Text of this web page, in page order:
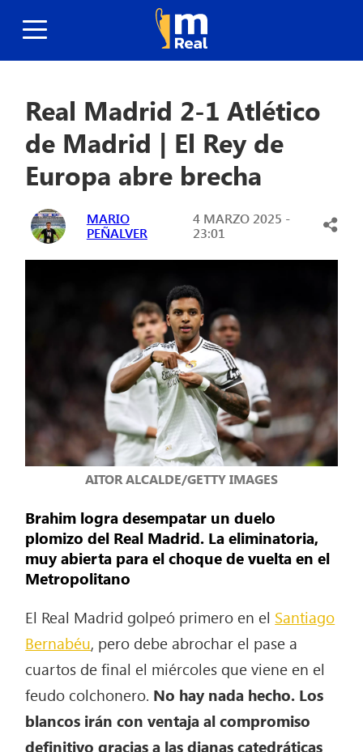
Real Madrid 2-1 Atlético
de Madrid | El Rey de
Europa abre brecha
MARIO
PEÑALVER
4 MARZO 2025 -
23:01
AITOR ALCALDE/GETTY IMAGES
Brahim logra desempatar un duelo
plomizo del Real Madrid. La eliminatoria,
muy abierta para el choque de vuelta en el
Metropolitano
El Real Madrid golpeó primero en el Santiago
Bernabéu, pero debe abrochar el pase a
cuartos de final el miércoles que viene en el
feudo colchonero. No hay nada hecho. Los
blancos irán con ventaja al compromiso
definitivo gracias a las dianas catedráticas